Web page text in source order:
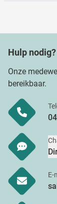
Hulp nodig?
Onze
bereikbaar.
E-